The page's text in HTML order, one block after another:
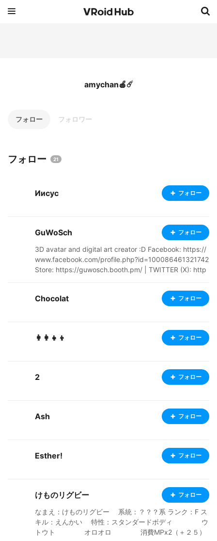
amychan🍎☄️
フォロー フォロワー
フォロー 21
Иисус フォロー
GuWoSch フォロー
3D avatar and digital art creator :D Facebook: https://
www.facebook.com/profile.php?id=100086461321742
Store: https://guwosch.booth.pm/ | TWITTER (X): http
ww.instagram.com/guwosch/ | TikTok: https://www.tikt
ok.com/@guwosch YOUTUBE: https://www.youtube.c
Chocolat フォロー
👩‍👩‍👧‍👦 フォロー
2 フォロー
Ash フォロー
Esther! フォロー
けものリグビー フォロー
なまえ：けものリグビー 系統：？？？系 ランク：F ス
キル：えんかい 特性：スタンダードボディ ウ
トウト オロオロ 消費MPx2（＋２５）